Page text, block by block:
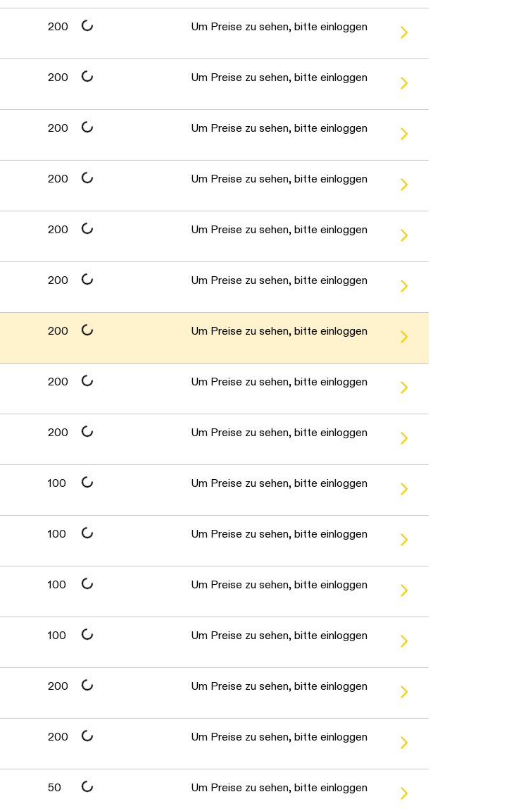
200 Daten werden geladen. Bitte warten...Um Preise zu sehen, bitte einloggen
200 Daten werden geladen. Bitte warten...Um Preise zu sehen, bitte einloggen
200 Daten werden geladen. Bitte warten...Um Preise zu sehen, bitte einloggen
200 Daten werden geladen. Bitte warten...Um Preise zu sehen, bitte einloggen
200 Daten werden geladen. Bitte warten...Um Preise zu sehen, bitte einloggen
200 Daten werden geladen. Bitte warten...Um Preise zu sehen, bitte einloggen
200 Daten werden geladen. Bitte warten...Um Preise zu sehen, bitte einloggen
200 Daten werden geladen. Bitte warten...Um Preise zu sehen, bitte einloggen
200 Daten werden geladen. Bitte warten...Um Preise zu sehen, bitte einloggen
100 Daten werden geladen. Bitte warten...Um Preise zu sehen, bitte einloggen
100 Daten werden geladen. Bitte warten...Um Preise zu sehen, bitte einloggen
100 Daten werden geladen. Bitte warten...Um Preise zu sehen, bitte einloggen
100 Daten werden geladen. Bitte warten...Um Preise zu sehen, bitte einloggen
200 Daten werden geladen. Bitte warten...Um Preise zu sehen, bitte einloggen
200 Daten werden geladen. Bitte warten...Um Preise zu sehen, bitte einloggen
50 Daten werden geladen. Bitte warten...Um Preise zu sehen, bitte einloggen